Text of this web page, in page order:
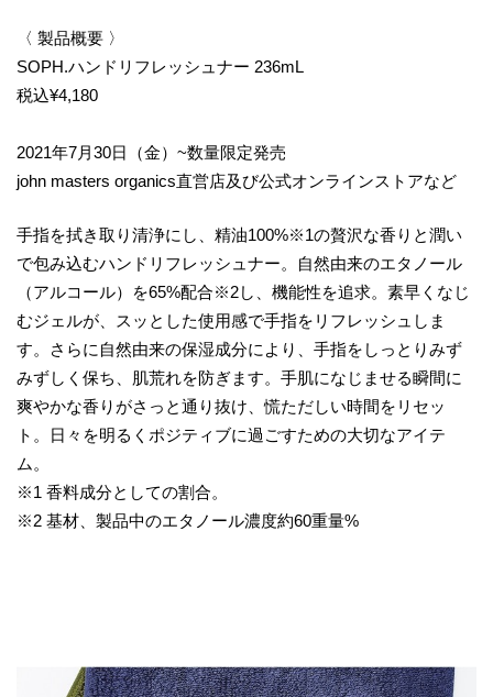
〈 製品概要 〉
SOPH.ハンドリフレッシュナー 236mL
税込¥4,180
2021年7月30日（金）~数量限定発売
john masters organics直営店及び公式オンラインストアなど
手指を拭き取り清浄にし、精油100%※1の贅沢な香りと潤い
で包み込むハンドリフレッシュナー。自然由来のエタノール
（アルコール）を65%配合※2し、機能性を追求。素早くなじ
むジェルが、スッとした使用感で手指をリフレッシュしま
す。さらに自然由来の保湿成分により、手指をしっとりみず
みずしく保ち、肌荒れを防ぎます。手肌になじませる瞬間に
爽やかな香りがさっと通り抜け、慌ただしい時間をリセッ
ト。日々を明るくポジティブに過ごすための大切なアイテ
ム。
※1 香料成分としての割合。
※2 基材、製品中のエタノール濃度約60重量%